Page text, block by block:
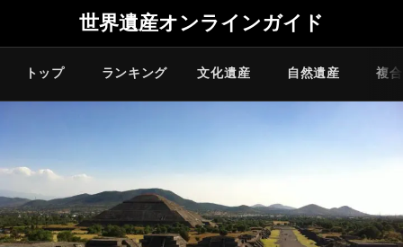
世界遺産オンラインガイド
トップ ランキング 文化遺産 自然遺産 複